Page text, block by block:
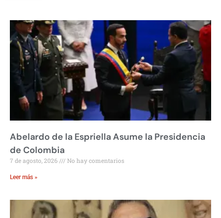
Abelardo de la Espriella Asume la Presidencia
de Colombia
7 de agosto, 2026 No hay comentarios
Leer más »